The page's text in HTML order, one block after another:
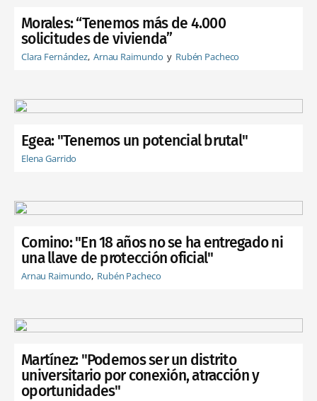
Morales: “Tenemos más de 4.000
solicitudes de vivienda”
Clara Fernández Arnau Raimundo Rubén Pacheco
Egea: "Tenemos un potencial brutal"
Elena Garrido
Comino: "En 18 años no se ha entregado ni
una llave de protección oficial"
Arnau Raimundo Rubén Pacheco
Martínez: "Podemos ser un distrito
universitario por conexión, atracción y
oportunidades"